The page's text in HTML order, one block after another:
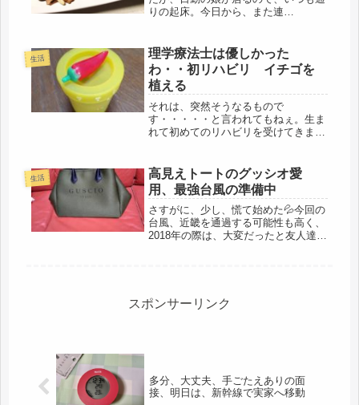
りの起床。今日から、また連
は、おもいきり昼寝しよう計画、を立
てました。カーブスは却下。そう意地
になっ...
生活
理学療法士は優しかった
わ・・初リハビリ イチゴを
植える
それは、突然そうなるもので
す・・・・・と言われてもねぇ。生ま
れて初めてのリハビリを受けてきまし
突然、引っ越し前に腕に激痛が起きた
ので、その原因を。すると、医師は、
「突然、そ...
生活
高見えトートのグッシオ愛
用、最強台風の準備中
さすがに、少し、慌て始めた💦今回の
台風、近畿を通過する可能性も高く、
2018年の際は、大変だったと友人達か
スポンサーリンク
多分、大丈夫、手ごたえありの面
接、明日は、新幹線で実家へ移動